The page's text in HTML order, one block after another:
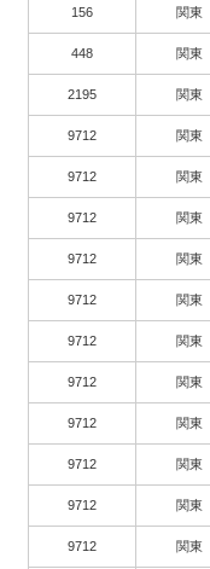
156 関東
448 関東
2195 関東
9712 関東
9712 関東
9712 関東
9712 関東
9712 関東
9712 関東
9712 関東
9712 関東
9712 関東
9712 関東
9712 関東